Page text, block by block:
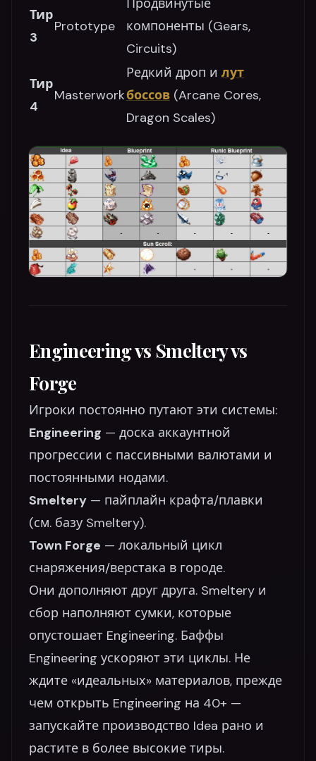
Тир
3
Prototype
Продвинутые
компоненты (Gears,
Circuits)
Тир
4
Masterwork
Редкий дроп и лут
боссов (Arcane Cores,
Dragon Scales)
Engineering vs Smeltery vs
Forge
Игроки постоянно путают эти системы:
Engineering — доска аккаунтной
прогрессии с пассивными валютами и
постоянными нодами.
Smeltery — пайплайн крафта/плавки
(см. базу Smeltery).
Town Forge — локальный цикл
снаряжения/верстака в городе.
Они дополняют друг друга. Smeltery и
сбор наполняют сумки, которые
опустошает Engineering. Баффы
Engineering ускоряют эти циклы. Не
ждите «идеальных» материалов, прежде
чем открыть Engineering на 40+ —
запускайте производство Idea рано и
растите в более высокие тиры.